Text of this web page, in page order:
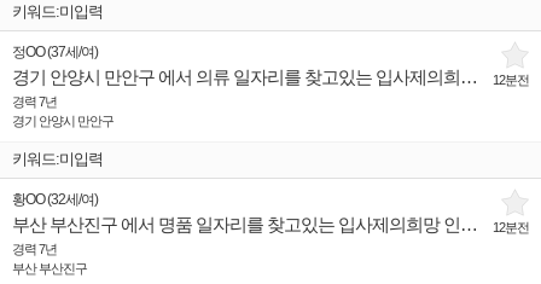
키워드:미입력
12분전
정OO(37세 /여)
경기 안양시 만안구 에서 의류 일자리를 찾고있는 입사제의희망 인재입니다.
경력 7년
경기 안양시 만안구
키워드:미입력
12분전
황OO(32세 /여)
부산 부산진구 에서 명품 일자리를 찾고있는 입사제의희망 인재입니다.
경력 7년
부산 부산진구